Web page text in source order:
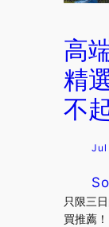
高
精
不
Jul
只限三
買推薦！